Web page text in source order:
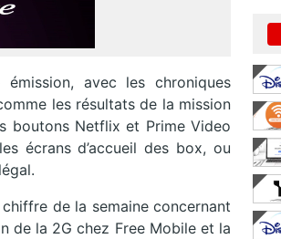
avec les chroniques
les résultats de la mission
boutons Netflix et Prime Video
écrans d’accueil des box, ou
de la semaine concernant
de la 2G chez Free Mobile et la